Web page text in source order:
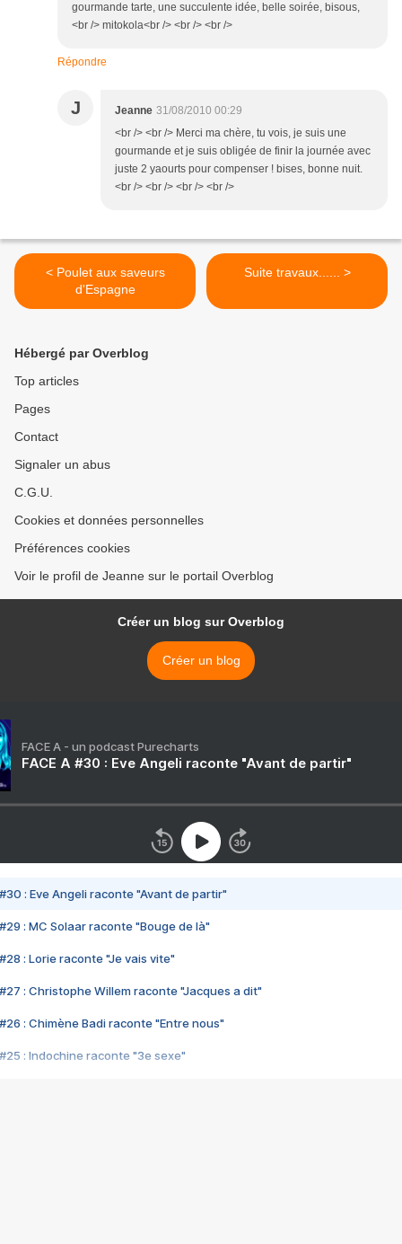
gourmande tarte, une succulente idée, belle soirée, bisous,
<br /> mitokola<br /> <br /> <br />
Répondre
J Jeanne 31/08/2010 00:29
<br /> <br /> Merci ma chère, tu vois, je suis une
gourmande et je suis obligée de finir la journée avec
juste 2 yaourts pour compenser ! bises, bonne nuit.
<br /> <br /> <br /> <br />
< Poulet aux saveurs
d'Espagne
Suite travaux...... >
Hébergé par Overblog
Top articles
Pages
Contact
Signaler un abus
C.G.U.
Cookies et données personnelles
Préférences cookies
Voir le profil de Jeanne sur le portail Overblog
Créer un blog sur Overblog
Créer un blog
FACE A - un podcast Purecharts
FACE A #30 : Eve Angeli raconte "Avant de partir"
#30 : Eve Angeli raconte "Avant de partir"
#29 : MC Solaar raconte "Bouge de là"
#28 : Lorie raconte "Je vais vite"
#27 : Christophe Willem raconte "Jacques a dit"
#26 : Chimène Badi raconte "Entre nous"
#25 : Indochine raconte "3e sexe"